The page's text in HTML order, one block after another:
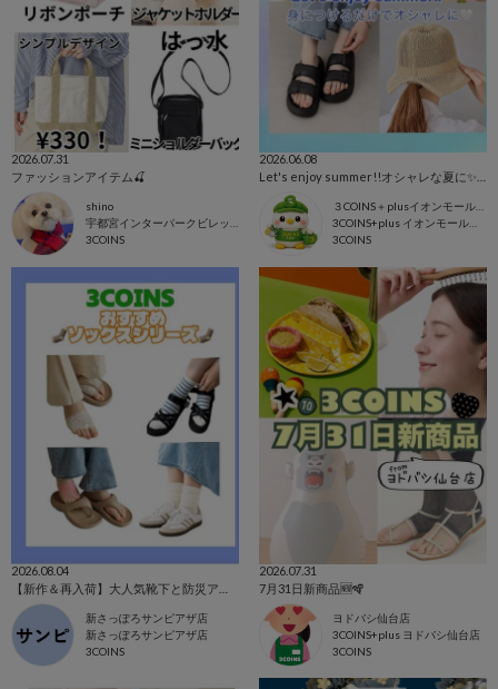
2026.07.31
ファッションアイテム🍒
shino
宇都宮インターパークビレッジ店
3COINS
2026.06.08
３COINS＋plusイオンモール上尾
3COINS+plus イオンモール上尾店
3COINS
2026.08.04
新さっぽろサンピアザ店
新さっぽろサンピアザ店
3COINS
2026.07.31
7月31日新商品🆕🪇
ヨドバシ仙台店
3COINS+plus ヨドバシ仙台店
3COINS